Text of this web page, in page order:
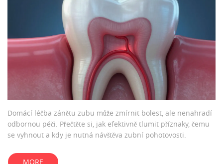
Domácí léčba zánětu zubu může zmírnit bolest, ale nenahradí
odbornou péči. Přečtěte si, jak efektivně tlumit příznaky, čemu
se vyhnout a kdy je nutná návštěva zubní pohotovosti.
MORE